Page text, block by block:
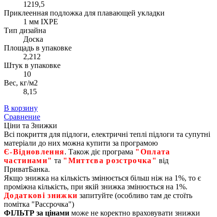
1219,5
Приклеенная подложка для плавающей укладки
1 мм IXPE
Тип дизайна
Доска
Площадь в упаковке
2,212
Штук в упаковке
10
Вес, кг/м2
8,15
В корзину
Сравнение
Ціни та Знижки
Всі покриття для підлоги, електричні теплі підлоги та супутні
матеріали до них можна купити за програмою
Є‑Відновлення. Також діє програма "Оплата
частинами" та "Миттєва розстрочка" від
ПриватБанка.
Якщо знижка на кількість змінюється більш ніж на 1%, то є
проміжна кількість, при якій знижка змінюється на 1%.
Додаткові знижки запитуйте (особливо там де стоїть
помітка "Рассрочка")
ФІЛЬТР за цінами може не коректно враховувати знижки